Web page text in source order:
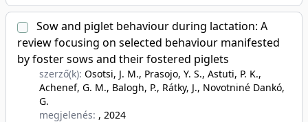
Sow and piglet behaviour during lactation: A
review focusing on selected behaviour manifested
by foster sows and their fostered piglets
szerző(k): Osotsi, J. M., Prasojo, Y. S., Astuti, P. K.,
Achenef, G. M., Balogh, P., Rátky, J., Novotniné Dankó,
G.
megjelenés: , 2024